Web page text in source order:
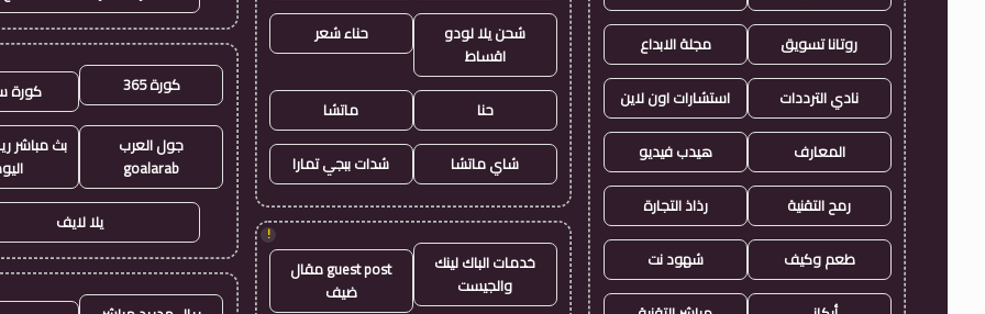
روتانا تسويق مجلة الابداع
نادي الترددات استشارات اون لاين
المعارف هيدب فيديو
رمح التقنية رذاذ التجارة
طعم وكيف شهود نت
شحن يلا لودو
اقساط
حناء شعر
حنا ماتشا
شاي ماتشا شدات ببجي تمارا
!
خدمات الباك لينك
والجيست
guest post مقال
ضيف
كورة 365 كورة
جول العرب
goalarab
بث مباشر
يلا لايف